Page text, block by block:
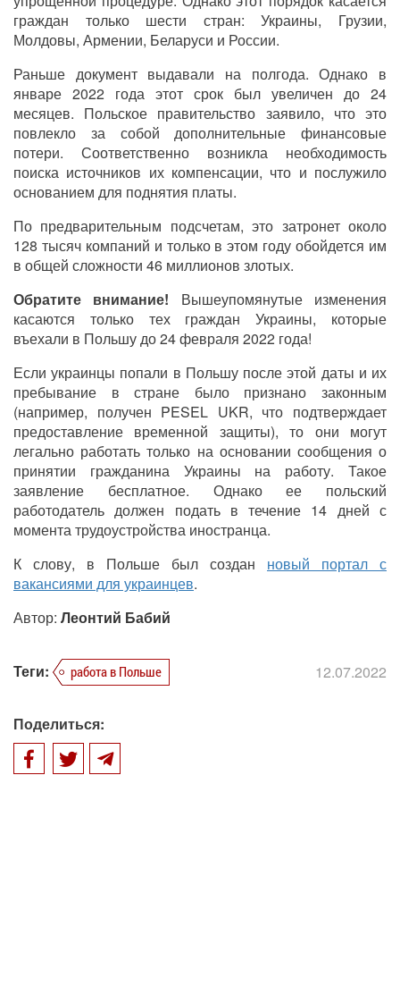
граждан только шести стран: Украины, Грузии,
Молдовы, Армении, Беларуси и России.
Раньше документ выдавали на полгода. Однако в
январе 2022 года этот срок был увеличен до 24
месяцев. Польское правительство заявило, что это
повлекло за собой дополнительные финансовые
потери. Соответственно возникла необходимость
поиска источников их компенсации, что и послужило
основанием для поднятия платы.
По предварительным подсчетам, это затронет около
128 тысяч компаний и только в этом году обойдется им
в общей сложности 46 миллионов злотых.
Обратите внимание! Вышеупомянутые изменения
касаются только тех граждан Украины, которые
въехали в Польшу до 24 февраля 2022 года!
Если украинцы попали в Польшу после этой даты и их
пребывание в стране было признано законным
(например, получен PESEL UKR, что подтверждает
предоставление временной защиты), то они могут
легально работать только на основании сообщения о
принятии гражданина Украины на работу. Такое
заявление бесплатное. Однако ее польский
работодатель должен подать в течение 14 дней с
момента трудоустройства иностранца.
К слову, в Польше был создан новый портал с
вакансиями для украинцев.
Автор: Леонтий Бабий
Теги: работа в Польше 12.07.2022
Поделиться: